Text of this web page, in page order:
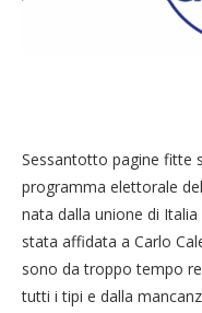
Sessantotto pagine fitte
programma elettorale
nata dalla unione di
stata affidata a Carlo
sono da troppo tempo
tutti i tipi e dalla